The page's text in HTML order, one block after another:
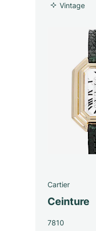
Vintage
Cartier
Ceinture
7810